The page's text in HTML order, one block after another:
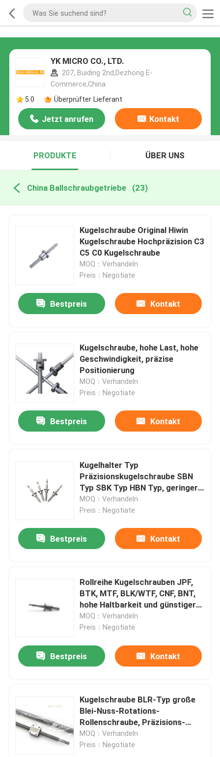
YK MICRO CO., LTD.
207, Buiding 2nd,Dezhong E-
Commerce,China
5.0
Überprüfter Lieferant
Jetzt anrufen Kontakt
PRODUKTE ÜBER UNS
China Ballschraubgetriebe (23)
Kugelschraube Original Hiwin
Kugelschraube Hochpräzision C3
C5 C0 Kugelschraube
MOQ：Verhandeln
Preis：Negotiate
Bestpreis Kontakt
Kugelschraube, hohe Last, hohe
Geschwindigkeit, präzise
Positionierung
MOQ：Verhandeln
Preis：Negotiate
Bestpreis Kontakt
Kugelhalter Typ
Präzisionskugelschraube SBN
Typ SBK Typ HBN Typ, geringer
Lärm, wartungsfrei.
MOQ：Verhandeln
Preis：Negotiate
Bestpreis Kontakt
Rollreihe Kugelschrauben JPF,
BTK, MTF, BLK/WTF, CNF, BNT,
hohe Haltbarkeit und günstiger
Preis.
MOQ：Verhandeln
Preis：Negotiate
Bestpreis Kontakt
Kugelschraube BLR-Typ große
Blei-Nuss-Rotations-
Rollenschraube, Präzisions-
Kugelschraube und
Rollschraube.
MOQ：Verhandeln
Preis：Negotiate